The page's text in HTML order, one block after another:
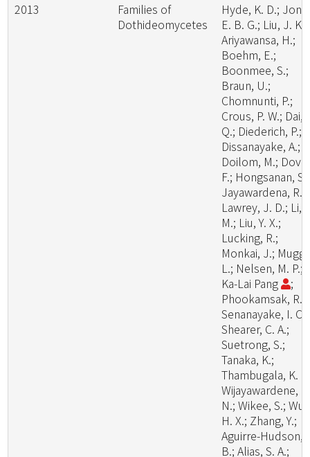
2013
Families of
Dothideomycetes
Hyde, K. D.;
E. B. G.; Liu, J. K.;
Ariyawansa, H.;
Boehm, E.;
Boonmee, S.;
Braun, U.;
Chomnunti, P.;
Crous, P. W.; Dai,
Q.; Diederich, P.;
Dissanayake, A.;
Doilom, M.;
F.; Hongsanan, S.;
Jayawardena, R.;
Lawrey, J. D.; Li,
M.; Liu, Y. X.;
Lucking, R.;
Monkai, J.;
L.; Nelsen, M. P.;
Ka-Lai Pang
;
Phookamsak, R.;
Senanayake, I. C.;
Shearer, C. A.;
Suetrong, S.;
Tanaka, K.;
Thambugala, K.
Wijayawardene,
N.; Wikee, S.; Wu,
H. X.; Zhang, Y.;
Aguirre-Hudson,
B.; Alias, S. A.;